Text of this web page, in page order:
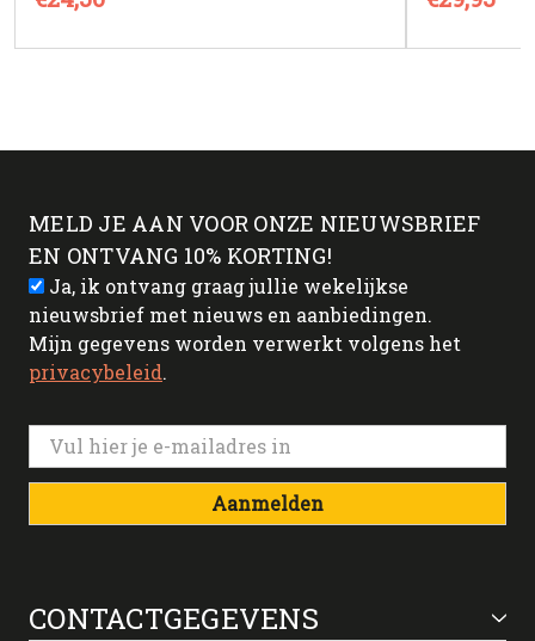
MELD JE AAN VOOR ONZE NIEUWSBRIEF
EN ONTVANG 10% KORTING!
Ja, ik ontvang graag jullie wekelijkse
nieuwsbrief met nieuws en aanbiedingen.
Mijn gegevens worden verwerkt volgens het
privacybeleid.
Aanmelden
CONTACTGEGEVENS